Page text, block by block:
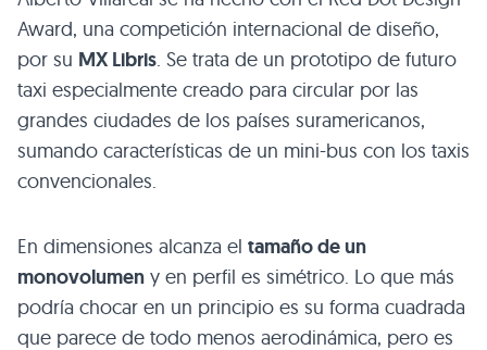
Award, una competición internacional de diseño,
por su MX Libris. Se trata de un prototipo de futuro
taxi especialmente creado para circular por las
grandes ciudades de los países suramericanos,
sumando características de un mini-bus con los taxis
convencionales.
En dimensiones alcanza el tamaño de un
monovolumen y en perfil es simétrico. Lo que más
podría chocar en un principio es su forma cuadrada
que parece de todo menos aerodinámica, pero es